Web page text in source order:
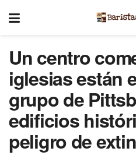
Un centro
iglesias están
grupo de
edificios
peligro de